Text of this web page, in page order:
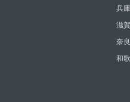
兵
滋
奈
和